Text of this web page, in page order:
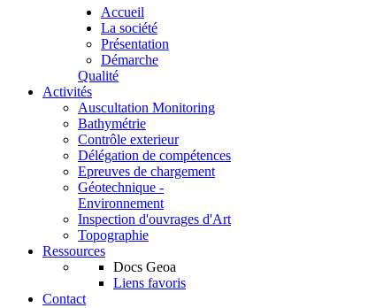
Accueil
La société
Présentation
Démarche
Qualité
Activités
Auscultation Monitoring
Bathymétrie
Contrôle exterieur
Délégation de compétences
Epreuves de chargement
Géotechnique -
Environnement
Inspection d'ouvrages d'Art
Topographie
Ressources
Docs Geoa
Liens favoris
Contact